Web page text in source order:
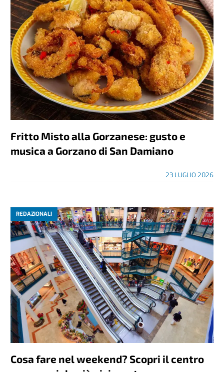
Tre domande a… Emanuela Tartaglino
26 LUGLIO 2026
Redazionali
REDAZIONALI
Fritto Misto alla Gorzanese: gusto e
musica a Gorzano di San Damiano
23 LUGLIO 2026
REDAZIONALI